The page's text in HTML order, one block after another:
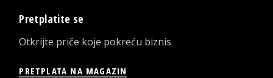
Pretplatite se
Otkrijte priče koje pokreću biznis
PRETPLATA NA MAGAZIN